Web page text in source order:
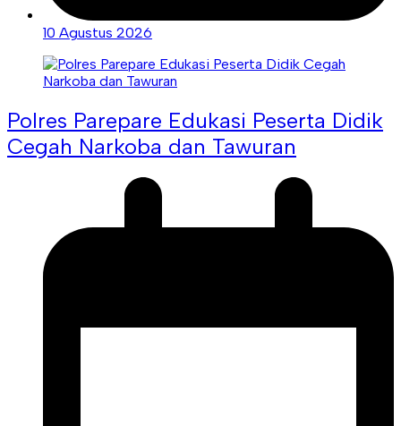
10 Agustus 2026
Polres Parepare Edukasi Peserta Didik
Cegah Narkoba dan Tawuran